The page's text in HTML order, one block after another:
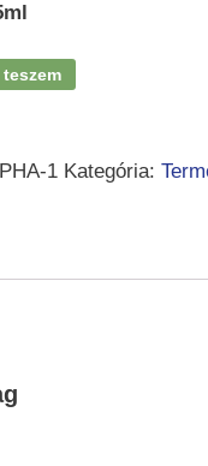
1 Kategória: